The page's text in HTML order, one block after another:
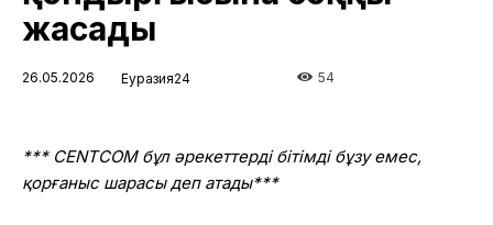
жасады
26.05.2026 Еуразия24 54
*** CENTCOM бұл әрекеттерді бітімді бұзу емес,
қорғаныс шарасы деп атады***